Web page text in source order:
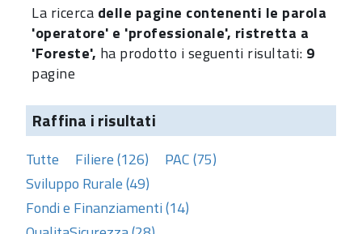
La ricerca delle pagine contenenti le parola
'operatore' e 'professionale', ristretta a
'Foreste', ha prodotto i seguenti risultati: 9
pagine
Raffina i risultati
Tutte Filiere (126)
PAC (75)
Sviluppo Rurale (49)
Fondi e Finanziamenti (14)